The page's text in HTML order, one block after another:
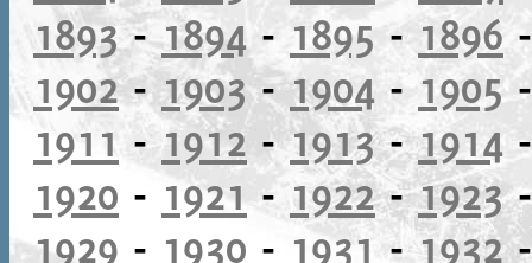
1893-1894- 1895- 1896
1902-1903-1904-1905
1911 -1912 -1913-1914
1920 - 1921-1922-1923
1929 - 1930 - 1931-1932